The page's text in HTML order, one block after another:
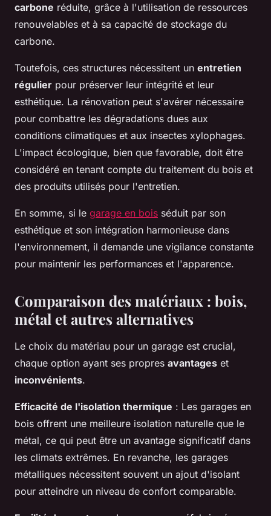
carbone réduite, grâce à l'utilisation de ressources
renouvelables et à sa capacité de stockage du
carbone.
Toutefois, ces structures nécessitent un entretien
régulier pour préserver leur intégrité et leur
esthétique. La rénovation peut s'avérer nécessaire
pour combattre les dégradations dues aux
conditions climatiques et aux insectes xylophages.
L'impact écologique, bien que favorable, doit être
considéré en tenant compte du traitement du bois et
des produits utilisés pour l'entretien.
En somme, si le garage en bois séduit par son
esthétique et son intégration harmonieuse dans
l'environnement, il demande une vigilance constante
pour maintenir les performances et l'apparence.
Comparaison des matériaux : bois,
métal et autres alternatives
Le choix du matériau pour un garage est crucial,
chaque option ayant ses propres avantages et
inconvénients.
Efficacité de l'isolation thermique : Les garages en
bois offrent une meilleure isolation naturelle que le
métal, ce qui peut être un avantage significatif dans
les climats extrêmes. En revanche, les garages
métalliques nécessitent souvent un ajout d'isolant
pour atteindre un niveau de confort comparable.